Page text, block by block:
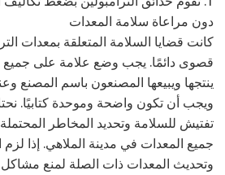
دون مراعاة سلامة المعدات
كانت قضايا السلامة المتعلقة بمعدات
قصوى دائمًا. يجب وضع علامة على جميع
ينتجها ويبيعها المصنعون باسم المصنع
ويجب أن تكون واضحة وموحدة كتابيًا.
تفتيش للسلامة وتحديد المخاطر
جميع المعدات في مدينة الملاهي. إذا لزم
وتحديث المعدات ذات الصلة لمنع مشاكل